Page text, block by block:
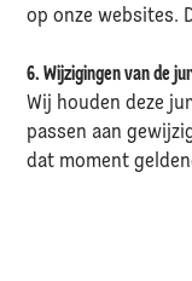
op onze websites.
6. Wijzigingen van de
Wij houden deze
passen aan
dat moment